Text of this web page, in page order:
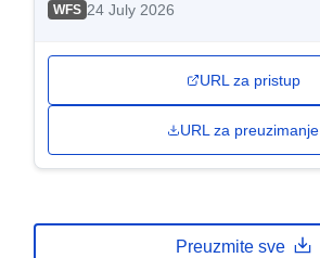
WFS 24 July 2026
URL za pristup
URL za preuzimanje
Preuzmite sve